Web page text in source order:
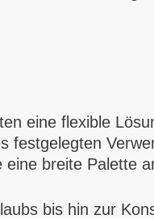
eine flexible
festgelegten
breite Palette
bis hin zur